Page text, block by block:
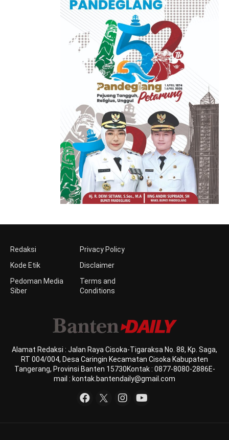
Redaksi
Kode Etik
Pedoman Media
Siber
Privacy Policy
Disclaimer
Terms and
Conditions
Alamat Redaksi : Jalan Raya Cisoka-Tigaraksa No. 88, Kp. Saga,
RT 004/004, Desa Caringin Kecamatan Cisoka Kabupaten
Tangerang, Provinsi Banten 15730Kontak : 0877-8080-2886E-
mail : kontak.bantendaily@gmail.com